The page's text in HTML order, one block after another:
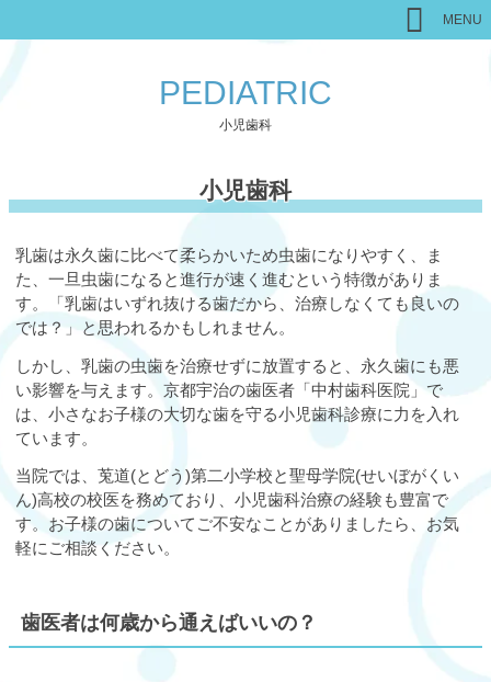
MENU
PEDIATRIC
小児歯科
小児歯科
乳歯は永久歯に比べて柔らかいため虫歯になりやすく、ま
た、一旦虫歯になると進行が速く進むという特徴がありま
す。「乳歯はいずれ抜ける歯だから、治療しなくても良いの
では？」と思われるかもしれません。
しかし、乳歯の虫歯を治療せずに放置すると、永久歯にも悪
い影響を与えます。京都宇治の歯医者「中村歯科医院」で
は、小さなお子様の大切な歯を守る小児歯科診療に力を入れ
ています。
当院では、莵道(とどう)第二小学校と聖母学院(せいぼがくい
ん)高校の校医を務めており、小児歯科治療の経験も豊富で
す。お子様の歯についてご不安なことがありましたら、お気
軽にご相談ください。
歯医者は何歳から通えばいいの？